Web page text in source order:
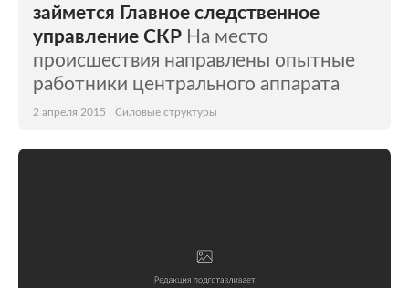
займется Главное следственное
управление СКР На место
происшествия направлены опытные
работники центрального аппарата
2 апреля 2015 Силовые структуры